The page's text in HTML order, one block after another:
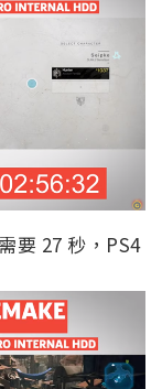
要 27 秒，PS4